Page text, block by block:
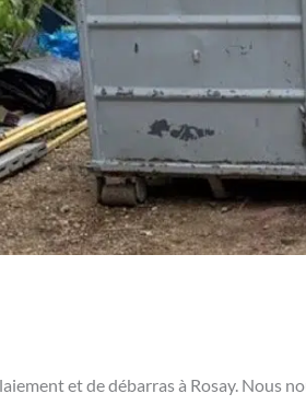
et de débarras à Rosay. Nous